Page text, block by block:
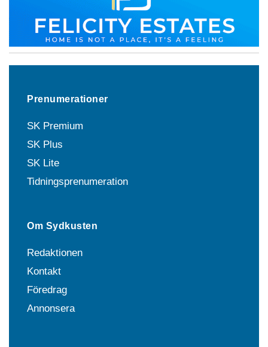
Prenumerationer
SK Premium
SK Plus
SK Lite
Tidningsprenumeration
Om Sydkusten
Redaktionen
Kontakt
Föredrag
Annonsera